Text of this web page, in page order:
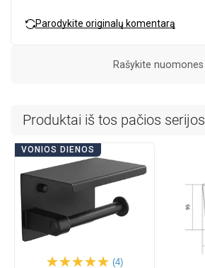
Parodykite originalų komentarą
Rašykite nuomones
Produktai iš tos pačios serijos
VONIOS DIENOS
(4)